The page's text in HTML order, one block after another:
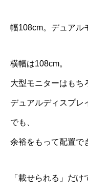
幅108cm。デュアル
横幅は108cm。
大型モニターはもち
デュアルディスプレ
でも、
余裕をもって配置で
「載せられる」だけ